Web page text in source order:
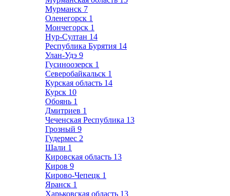
Мурманск 7
Оленегорск 1
Мончегорск 1
Нур-Султан 14
Республика Бурятия 14
Улан-Удэ 9
Гусиноозерск 1
Северобайкальск 1
Курская область 14
Курск 10
Обоянь 1
Дмитриев 1
Чеченская Республика 13
Грозный 9
Гудермес 2
Шали 1
Кировская область 13
Киров 9
Кирово-Чепецк 1
Яранск 1
Харьковская область 13